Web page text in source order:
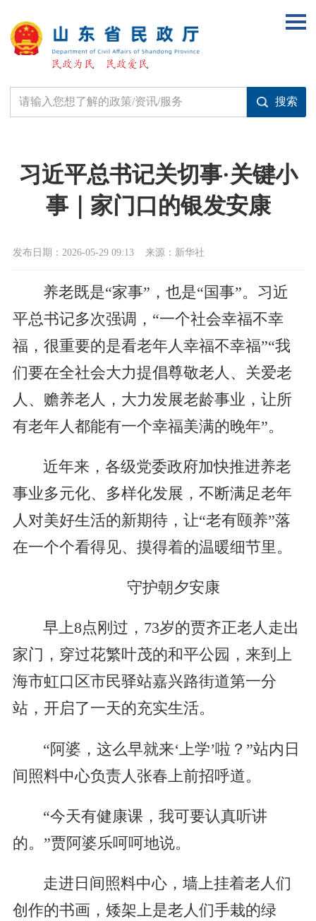
习近平总书记关切事·关键小
事｜家门口的银发安康
发布日期：2026-05-29 09:13 来源：新华社
养老既是“家事”，也是“国事”。习近
平总书记多次强调，“一个社会幸福不幸
福，很重要的是看老年人幸福不幸福”“我
们要在全社会大力提倡尊敬老人、关爱老
人、赡养老人，大力发展老龄事业，让所
有老年人都能有一个幸福美满的晚年”。
近年来，各级党委政府加快推进养老
事业多元化、多样化发展，不断满足老年
人对美好生活的新期待，让“老有颐养”落
在一个个看得见、摸得着的温暖细节里。
守护朝夕安康
早上8点刚过，73岁的贾齐正老人走出
家门，穿过花繁叶茂的和平公园，来到上
海市虹口区市民驿站嘉兴路街道第一分
站，开启了一天的充实生活。
“阿婆，这么早就来‘上学’啦？”站内日
间照料中心负责人张春上前招呼道。
“今天有健康课，我可要认真听讲
的。”贾阿婆乐呵呵地说。
走进日间照料中心，墙上挂着老人们
创作的书画，矮架上是老人们手栽的绿